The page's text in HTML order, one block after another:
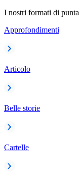
I nostri formati di punta
Approfondimenti
Articolo
Belle storie
Cartelle